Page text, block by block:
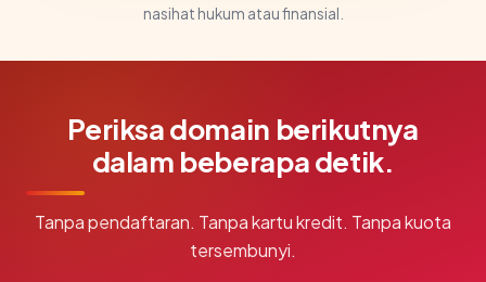
nasihat hukum atau finansial.
Periksa domain berikutnya
dalam beberapa detik.
Tanpa pendaftaran. Tanpa kartu kredit. Tanpa kuota
tersembunyi.